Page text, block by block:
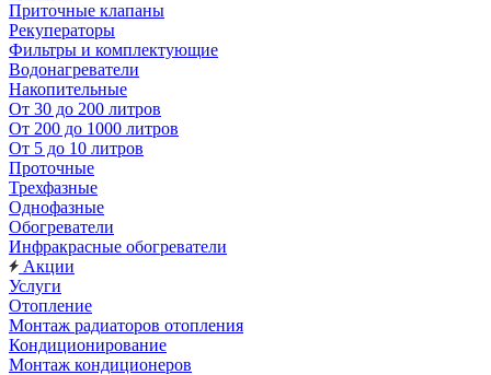
Приточные клапаны
Рекуператоры
Фильтры и комплектующие
Водонагреватели
Накопительные
От 30 до 200 литров
От 200 до 1000 литров
От 5 до 10 литров
Проточные
Трехфазные
Однофазные
Обогреватели
Инфракрасные обогреватели
Акции
Услуги
Отопление
Монтаж радиаторов отопления
Кондиционирование
Монтаж кондиционеров